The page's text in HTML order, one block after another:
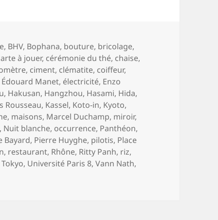
, BHV, Bophana, bouture, bricolage,
à jouer, cérémonie du thé, chaise,
, ciment, clématite, coiffeur,
Édouard Manet, électricité, Enzo
, Hakusan, Hangzhou, Hasami, Hida,
Rousseau, Kassel, Koto-in, Kyoto,
, maisons, Marcel Duchamp, miroir,
, Nuit blanche, occurrence, Panthéon,
Bayard, Pierre Huyghe, pilotis, Place
, restaurant, Rhône, Ritty Panh, riz,
Tokyo, Université Paris 8,Vann Nath,